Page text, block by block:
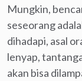
Mungkin,
seseorang
dihadapi, asal
lenyap,
akan bisa